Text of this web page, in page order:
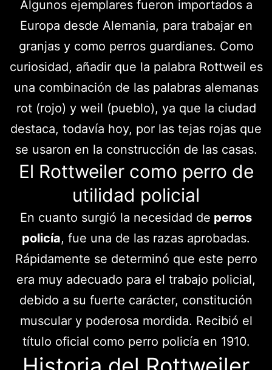
Algunos ejemplares fueron importados a
Europa desde Alemania, para trabajar en
granjas y como perros guardianes. Como
curiosidad, añadir que la palabra Rottweil es
una combinación de las palabras alemanas
rot (rojo) y weil (pueblo), ya que la ciudad
destaca, todavía hoy, por las tejas rojas que
se usaron en la construcción de las casas.
El Rottweiler como perro de
utilidad policial
En cuanto surgió la necesidad de perros
policía, fue una de las razas aprobadas.
Rápidamente se determinó que este perro
era muy adecuado para el trabajo policial,
debido a su fuerte carácter, constitución
muscular y poderosa mordida. Recibió el
título oficial como perro policía en 1910.